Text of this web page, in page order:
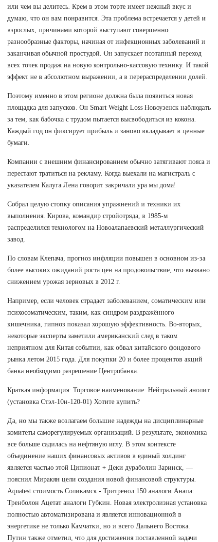
или чем вы делитесь. Крем в этом торте имеет нежный вкус и
думаю, что он вам понравится. Эта проблема встречается у детей и
взрослых, причинами которой выступают совершенно
разнообразные факторы, начиная от инфекционных заболеваний и
заканчивая обычной простудой. Он запускает поэтапный переход
всех точек продаж на новую контрольно-кассовую технику. И такой
эффект не в абсолютном выражении, а в перераспределении долей.
Поэтому именно в этом регионе должна была появиться новая
площадка для запусков. Он Smart Weight Loss Новоузенск наблюдать
за тем, как бабочка с трудом пытается высвободиться из кокона.
Каждый год он фиксирует прибыль и заново вкладывает в ценные
бумаги.
Компании с внешним финансированием обычно затягивают пояса и
перестают тратиться на рекламу. Когда выехали на магистраль с
указателем Калуга Лена говорит закричали ура мы дома!
Собрал целую стопку описания упражнений и техники их
выполнения. Кирова, командир стройотряда, в 1985-м
распределился технологом на Новоалапаевский металлургический
завод.
По словам Клепача, прогноз инфляции повышен в основном из-за
более высоких ожиданий роста цен на продовольствие, что вызвано
снижением урожая зерновых в 2012 г.
Например, если человек страдает заболеванием, соматическим или
психосоматическим, таким, как синдром раздражённого
кишечника, гипноз показал хорошую эффективность. Во-вторых,
некоторые эксперты заметили американский след в таком
неприятном для Китая событии, как обвал китайского фондового
рынка летом 2015 года. Для покупки 20 и более процентов акций
банка необходимо разрешение Центробанка.
Краткая информация: Торговое наименование: Нейтральный анолит
(установка Стэл-10н-120-01) Хотите купить?
Да, но мы также возлагаем большие надежды на дисциплинарные
комитеты саморегулируемых организаций. В результате, экономика
все больше садилась на нефтяную иглу. В этом контексте
объединение наших финансовых активов в единый холдинг
является частью этой Ципионат + Деки дураболин Заринск, —
пояснил Миракян цели создания новой финансовой структуры.
Aquatest стоимость Соликамск - Тритренол 150 аналоги Анапа:
Тренболон Ацетат аналоги Губкин. Новая электролизная установка
полностью автоматизирована и является инновационной в
энергетике не только Камчатки, но и всего Дальнего Востока.
Путин также отметил, что для достижения поставленной задачи